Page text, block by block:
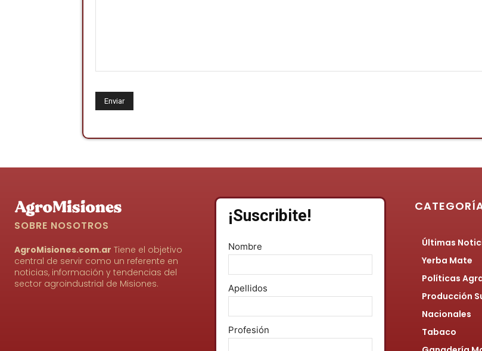
SOBRE NOSOTROS
AgroMisiones.com.ar Tiene el objetivo
central de servir como un referente en
noticias, información y tendencias del
sector agroindustrial de Misiones.
¡Suscribite!
Nombre
Apellidos
Profesión
Últimas
Yerba Mate
Políticas
Producción
Nacionales
Tabaco